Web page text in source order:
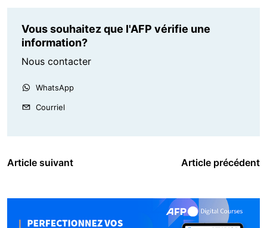
Vous souhaitez que l'AFP vérifie une
information?
Nous contacter
WhatsApp
Courriel
Article suivant Article précédent